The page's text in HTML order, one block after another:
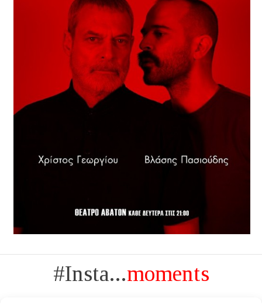
#Insta...moments